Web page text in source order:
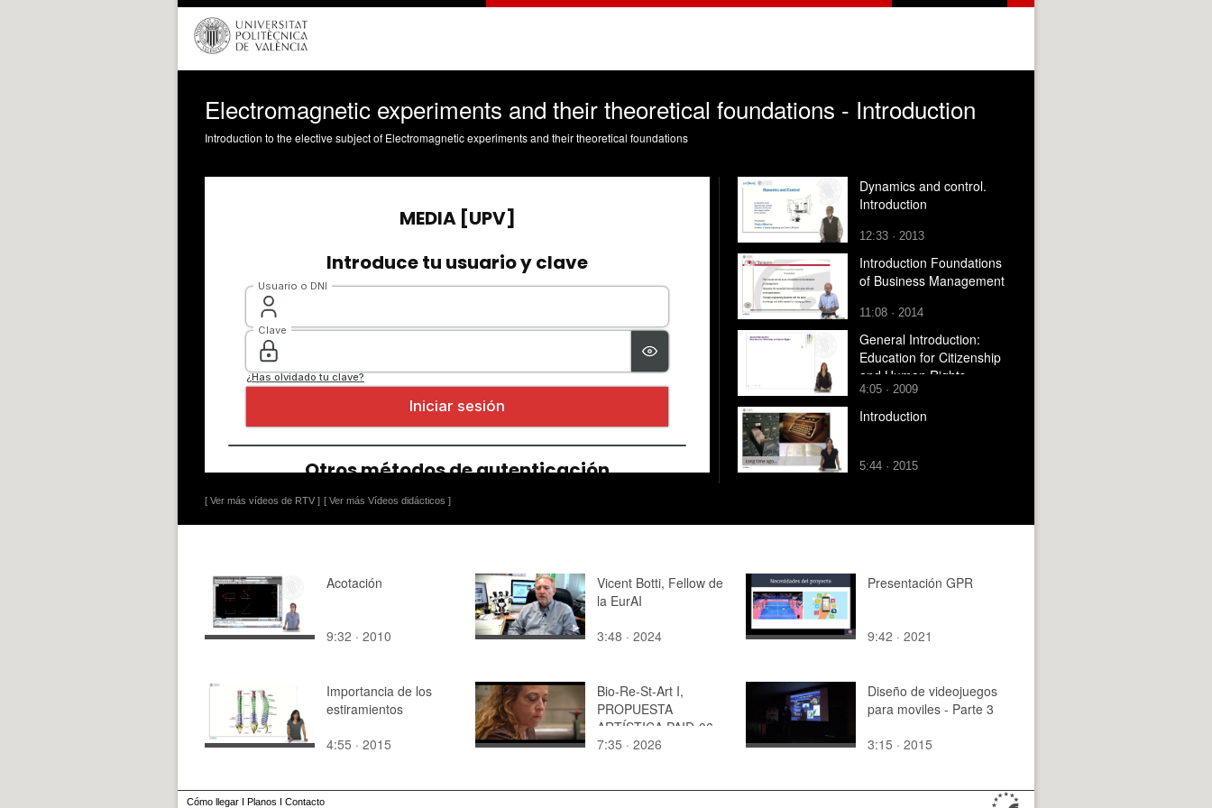
Electromagnetic experiments and their theoretical foundations - Introduction
Introduction to the elective subject of Electromagnetic experiments and their theoretical foundations
[ Ver más vídeos de RTV ] [ Ver más Vídeos didácticos ]
Dynamics and control.
Introduction
12:33 · 2013
Introduction Foundations
of Business Management
11:08 · 2014
General Introduction:
Education for Citizenship
and Human Rights
4:05 · 2009
Introduction
5:44 · 2015
Acotación
9:32 · 2010
Vicent Botti, Fellow de
la EurAI
3:48 · 2024
Presentación GPR
9:42 · 2021
Importancia de los
estiramientos
4:55 · 2015
Bio-Re-St-Art I,
PROPUESTA
ARTÍSTICA PAID-06-
23 UPV
7:35 · 2026
Diseño de videojuegos
para moviles - Parte 3
3:15 · 2015
Cómo llegar I Planos I Contacto